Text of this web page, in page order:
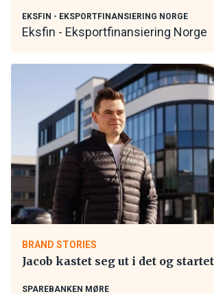
EKSFIN - EKSPORTFINANSIERING NORGE
Eksfin - Eksportfinansiering Norge
BRAND STORIES
Jacob kastet seg ut i det og
SPAREBANKEN MØRE